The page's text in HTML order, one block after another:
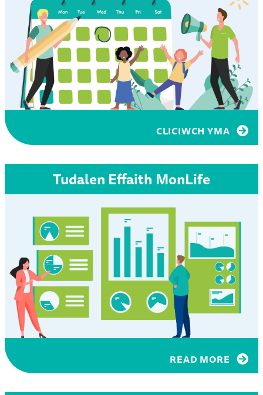
CLICIWCH YMA
Tudalen Effaith MonLife
READ MORE